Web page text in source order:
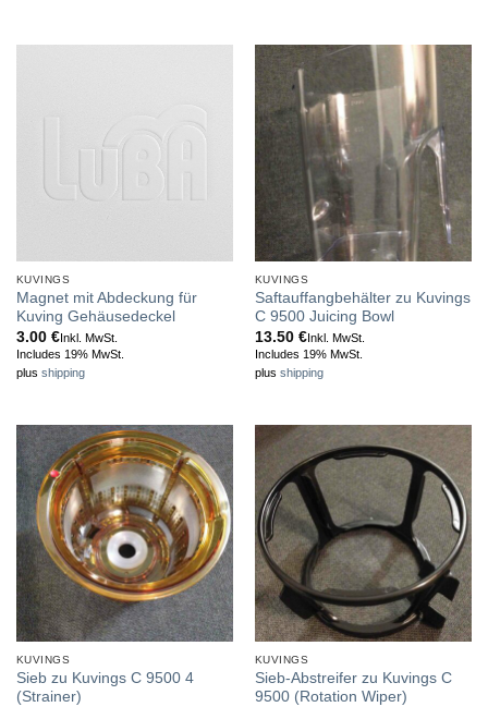
KUVINGS
Magnet mit Abdeckung für
Kuving Gehäusedeckel
3.00 €Inkl. MwSt.
Includes 19% MwSt.
plus shipping
KUVINGS
Saftauffangbehälter zu Kuvings
C 9500 Juicing Bowl
13.50 €Inkl. MwSt.
Includes 19% MwSt.
plus shipping
KUVINGS
Sieb zu Kuvings C 9500 4
(Strainer)
KUVINGS
Sieb-Abstreifer zu Kuvings C
9500 (Rotation Wiper)